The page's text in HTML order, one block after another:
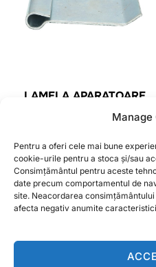
Manage
Pentru a oferi cele mai bune
cookie-urile pentru a stoca și/sau
Consimțământul pentru aceste
date precum comportamentul de
site. Neacordarea
afecta negativ anumite
LAMELA APARATOARE
METALICA PENTRU
TOCATOARE SERIA
AGL, EFGC
CITEȘTE MAI MULT